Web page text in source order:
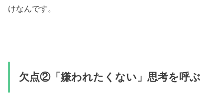
けなんです。
欠点②「嫌われたくない」思考を呼ぶ